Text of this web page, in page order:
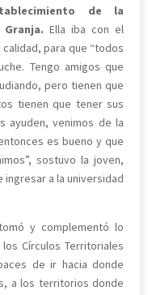
de la
Ella iba con el
para que “todos
Tengo amigos que
pero tienen que
tienen que tener sus
ayuden, venimos de la
es bueno y que
sostuvo la joven,
a la universidad
y complementó lo
Círculos Territoriales
de ir hacia donde
a los territorios donde